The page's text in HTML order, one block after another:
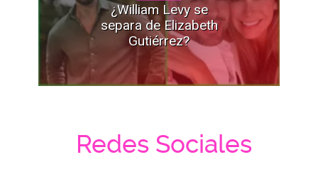
¿William Levy se
separa de Elizabeth
Gutiérrez?
Redes Sociales